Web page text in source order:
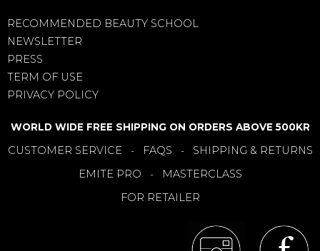
RECOMMENDED BEAUTY SCHOOL
NEWSLETTER
PRESS
TERM OF USE
PRIVACY POLICY
WORLD WIDE FREE SHIPPING ON ORDERS ABOVE 500KR
CUSTOMER SERVICE - FAQS - SHIPPING & RETURNS
EMITE PRO -
MASTERCLASS
FOR RETAILER